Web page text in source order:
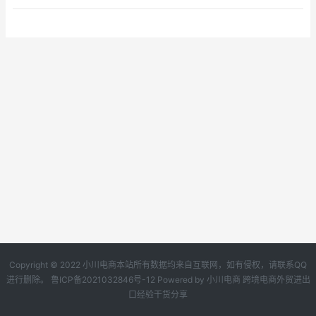
Copyright © 2022 小川电商本站所有数据均来自互联网，如有侵权，请联系QQ
进行删除。 鲁ICP备2021032846号-12 Powered by 小川电商 跨境电商外贸进出
口经验干货分享